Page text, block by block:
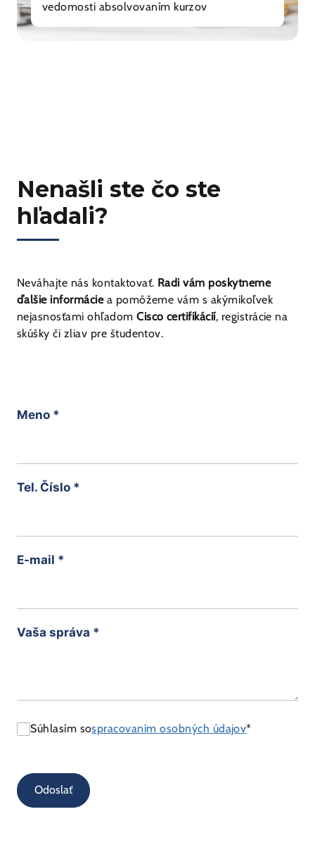
vedomosti absolvovaním kurzov
Nenašli ste čo ste
hľadali?
Neváhajte nás kontaktovať. Radi vám poskytneme
ďalšie informáciea pomôžeme vám s akýmikoľvek
nejasnosťami ohľadomCisco certifikácií, registrácie na
skúšky či zliav pre študentov.
Meno *
Tel. Číslo *
E-mail *
Vaša správa *
Súhlasím sospracovaním osobných údajov*
Odoslať